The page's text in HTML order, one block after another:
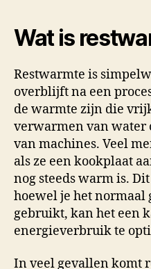
Wat is
Restwarmte is
overblijft na een
de warmte zijn die
verwarmen van water
van machines. Veel
als ze een kookplaat
nog steeds warm is.
hoewel je het normaal
gebruikt, kan het een
energieverbruik te
In veel gevallen komt